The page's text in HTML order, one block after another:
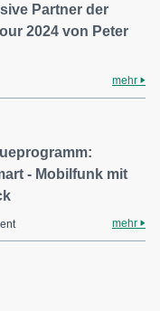
Partner der
2024 von Peter
mehr
- Mobilfunk mit
mehr